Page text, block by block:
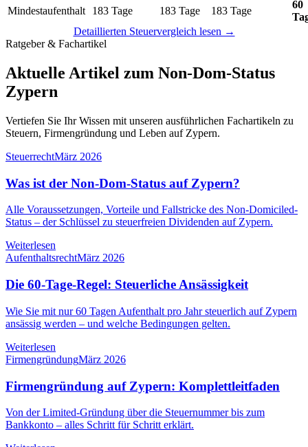
Mindestaufenthalt 183 Tage 183 Tage 183 Tage
60
Detaillierten Steuervergleich lesen →
Ratgeber & Fachartikel
Aktuelle Artikel zum Non-Dom-Status
Zypern
Vertiefen Sie Ihr Wissen mit unseren ausführlichen Fachartikeln zu
Steuern, Firmengründung und Leben auf Zypern.
SteuerrechtMärz 2026
Was ist der Non-Dom-Status auf Zypern?
Alle Voraussetzungen, Vorteile und Fallstricke des Non-Domiciled-
Status – der Schlüssel zu steuerfreien Dividenden auf Zypern.
Weiterlesen
AufenthaltsrechtMärz 2026
Die 60-Tage-Regel: Steuerliche Ansässigkeit
Wie Sie mit nur 60 Tagen Aufenthalt pro Jahr steuerlich auf Zypern
ansässig werden – und welche Bedingungen gelten.
Weiterlesen
FirmengründungMärz 2026
Firmengründung auf Zypern: Komplettleitfaden
Von der Limited-Gründung über die Steuernummer bis zum
Bankkonto – alles Schritt für Schritt erklärt.